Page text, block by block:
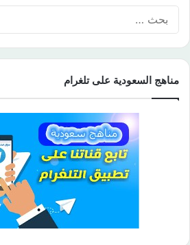
مناهج السعودية على تلغرام